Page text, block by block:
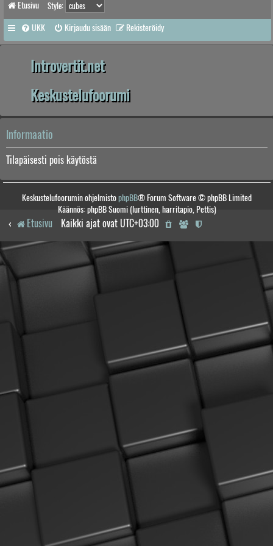
Etusivu Style:
UKK Kirjaudu sisään Rekisteröidy
Introvertit.net
Keskustelufoorumi
Informaatio
Tilapäisesti pois käytöstä
Keskustelufoorumin ohjelmistophpBB® Forum Software © phpBB Limited
Käännös: phpBB Suomi (lurttinen, harritapio, Pettis)
Etusivu Kaikki ajat ovat UTC+03:00